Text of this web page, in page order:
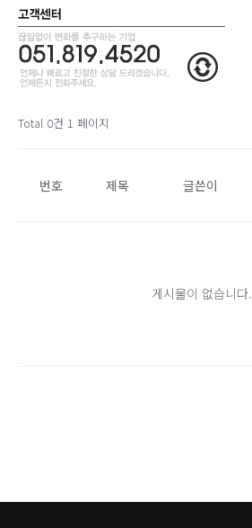
Total 0건 1 페이지
번호 제목 글쓴이
게시물이 없습니다.